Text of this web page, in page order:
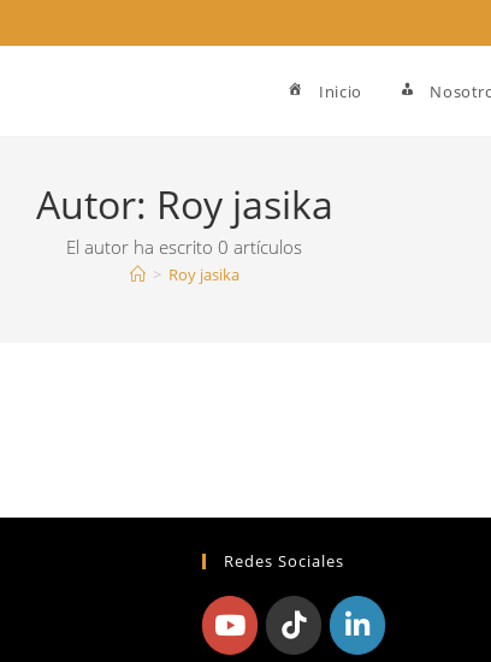
Inicio
Autor: Roy jasika
El autor ha escrito 0 artículos
> Roy jasika
Redes Sociales